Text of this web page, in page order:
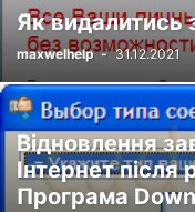
Як видалитись
maxwelhelp - 31.12.2021
Відновлення
Інтернет
Програма